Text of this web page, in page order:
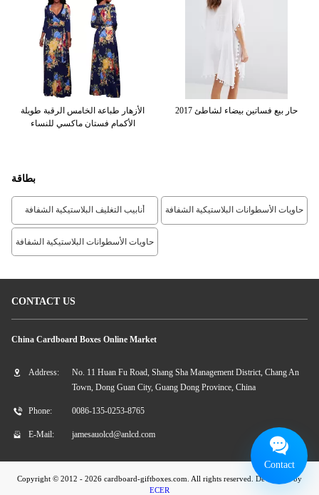
الأزهار طباعة الخامس الرقبة طويلة
الأكمام فستان ماكسي للنساء
2017 حار بيع فساتين بيضاء لشاطئ
بطاقة
أنابيب التغليف البلاستيكية الشفافة حاويات الأسطوانات البلاستيكية الشفافة
حاويات الأسطوانات البلاستيكية الشفافة
CONTACT US
China Cardboard Boxes Online Market
Address:
No. 11 Huan Fu Road, Shang Sha Management District, Chang An
Town, Dong Guan City, Guang Dong Province, China
Phone: 0086-135-0253-8765
E-Mail: jamesauolcd@anlcd.com
Copyright © 2012 - 2026 cardboard-giftboxes.com. All rights reserved. Developed by
ECER
Contact